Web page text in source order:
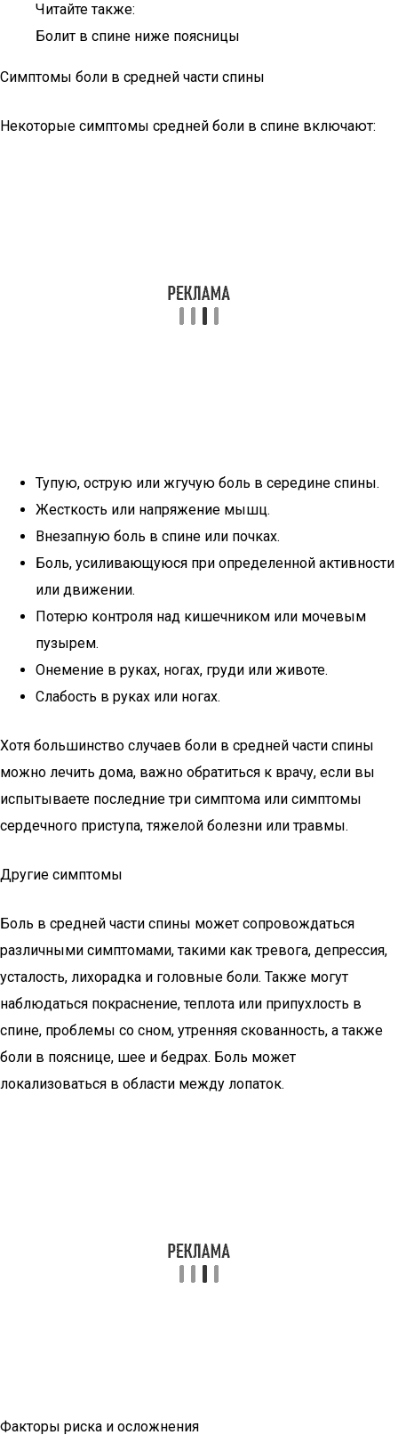
Читайте также:
Болит в спине ниже поясницы
Симптомы боли в средней части спины
Некоторые симптомы средней боли в спине включают:
Тупую, острую или жгучую боль в середине спины.
Жесткость или напряжение мышц.
Внезапную боль в спине или почках.
Боль, усиливающуюся при определенной активности
или движении.
Потерю контроля над кишечником или мочевым
пузырем.
Онемение в руках, ногах, груди или животе.
Слабость в руках или ногах.
Хотя большинство случаев боли в средней части спины
можно лечить дома, важно обратиться к врачу, если вы
испытываете последние три симптома или симптомы
сердечного приступа, тяжелой болезни или травмы.
Другие симптомы
Боль в средней части спины может сопровождаться
различными симптомами, такими как тревога, депрессия,
усталость, лихорадка и головные боли. Также могут
наблюдаться покраснение, теплота или припухлость в
спине, проблемы со сном, утренняя скованность, а также
боли в пояснице, шее и бедрах. Боль может
локализоваться в области между лопаток.
Факторы риска и осложнения